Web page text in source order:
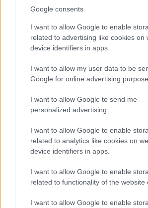
Google consents
I want to allow Google to enable
related to advertising like cookies on
device identifiers in apps.
I want to allow my user data to be
Google for online advertising
I want to allow Google to send me
personalized advertising.
I want to allow Google to enable
related to analytics like cookies on
device identifiers in apps.
I want to allow Google to enable
related to functionality of the website
I want to allow Google to enable
Trvalky, ktoré znesú sucho a
deň